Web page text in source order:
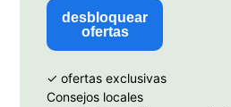
desbloquear
ofertas
✓ ofertas exclusivas
Consejos locales